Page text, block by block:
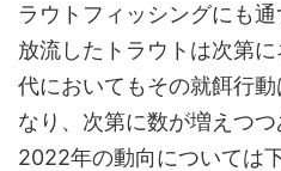
ラウトフィッシングにも通
放流したトラウトは次第
代においてもその就餌行
なり、次第に数が増えつつ
2022年の動向については